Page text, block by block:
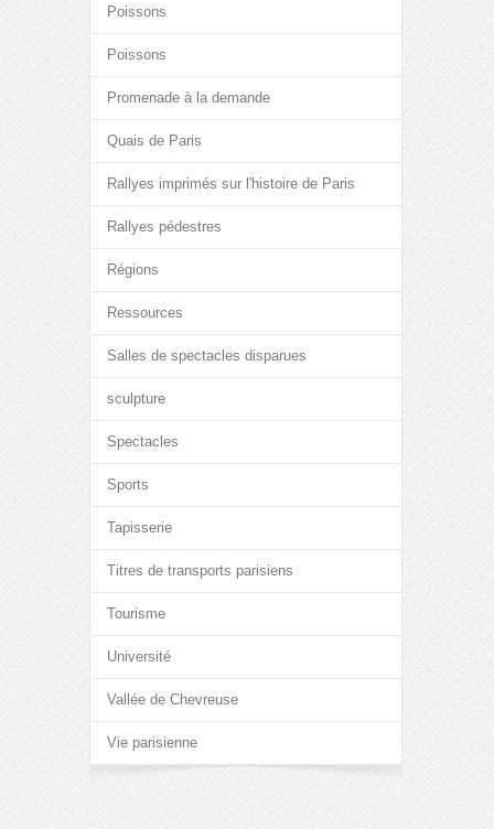
Poissons
Poissons
Promenade à la demande
Quais de Paris
Rallyes imprimés sur l'histoire de Paris
Rallyes pédestres
Régions
Ressources
Salles de spectacles disparues
sculpture
Spectacles
Sports
Tapisserie
Titres de transports parisiens
Tourisme
Université
Vallée de Chevreuse
Vie parisienne